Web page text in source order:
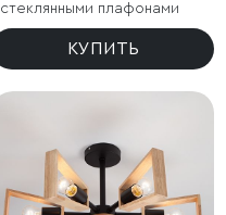
стеклянными плафонами
КУПИТЬ